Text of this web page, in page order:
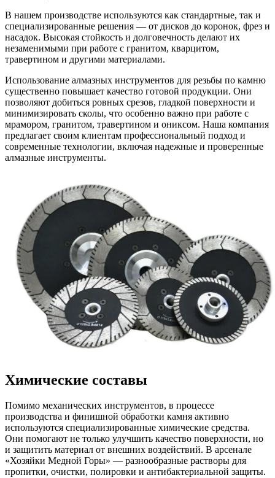
В нашем производстве используются как стандартные, так и
специализированные решения — от дисков до коронок, фрез и
насадок. Высокая стойкость и долговечность делают их
незаменимыми при работе с гранитом, кварцитом,
травертином и другими материалами.
Использование алмазных инструментов для резьбы по камню
существенно повышает качество готовой продукции. Они
позволяют добиться ровных срезов, гладкой поверхности и
минимизировать сколы, что особенно важно при работе с
мрамором, гранитом, травертином и ониксом. Наша компания
предлагает своим клиентам профессиональный подход и
современные технологии, включая надежные и проверенные
алмазные инструменты.
Химические составы
Помимо механических инструментов, в процессе
производства и финишной обработки камня активно
используются специализированные химические средства.
Они помогают не только улучшить качество поверхности, но
и защитить материал от внешних воздействий. В арсенале
«Хозяйки Медной Горы» — разнообразные растворы для
пропитки, очистки, полировки и антибактериальной защиты.